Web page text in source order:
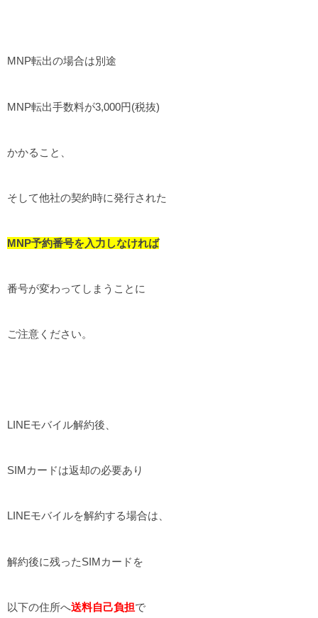
MNP転出の場合は別途
MNP転出手数料が3,000円(税抜)
かかること、
そして他社の契約時に発行された
MNP予約番号を入力しなければ
番号が変わってしまうことに
ご注意ください。
LINEモバイル解約後、
SIMカードは返却の必要あり
LINEモバイルを解約する場合は、
解約後に残ったSIMカードを
以下の住所へ送料自己負担で